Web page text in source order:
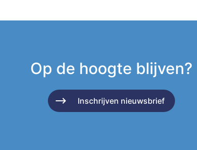
Op de hoogte blijven?
Inschrijven nieuwsbrief